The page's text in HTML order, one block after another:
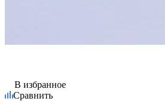
В избранное
Сравнить